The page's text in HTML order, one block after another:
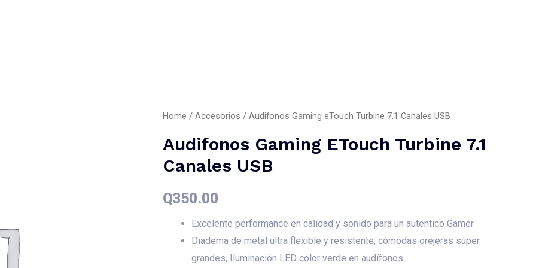
Home / Accesorios / Audifonos Gaming eTouch Turbine 7.1 Canales USB
Audifonos Gaming ETouch Turbine 7.1
Canales USB
Q350.00
Excelente performance en calidad y sonido para un autentico Gamer
Diadema de metal ultra flexible y resistente, cómodas orejeras súper
grandes, Iluminación LED color verde en audífonos